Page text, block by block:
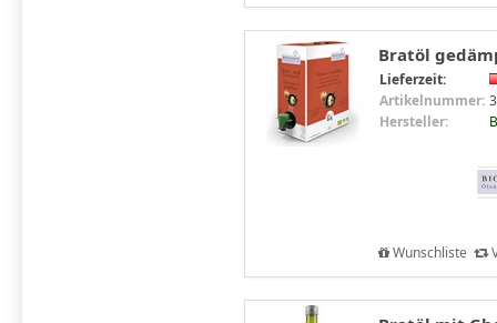
Bratöl
Lieferzeit:
Artikelnummer:
Hersteller:
Wunschliste